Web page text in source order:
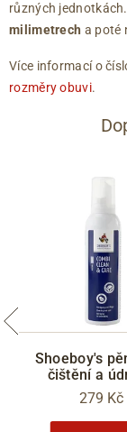
různých
milimetrech a poté
Více informací o
rozměry obuvi.
Shoeboy's
čištění a
279 Kč